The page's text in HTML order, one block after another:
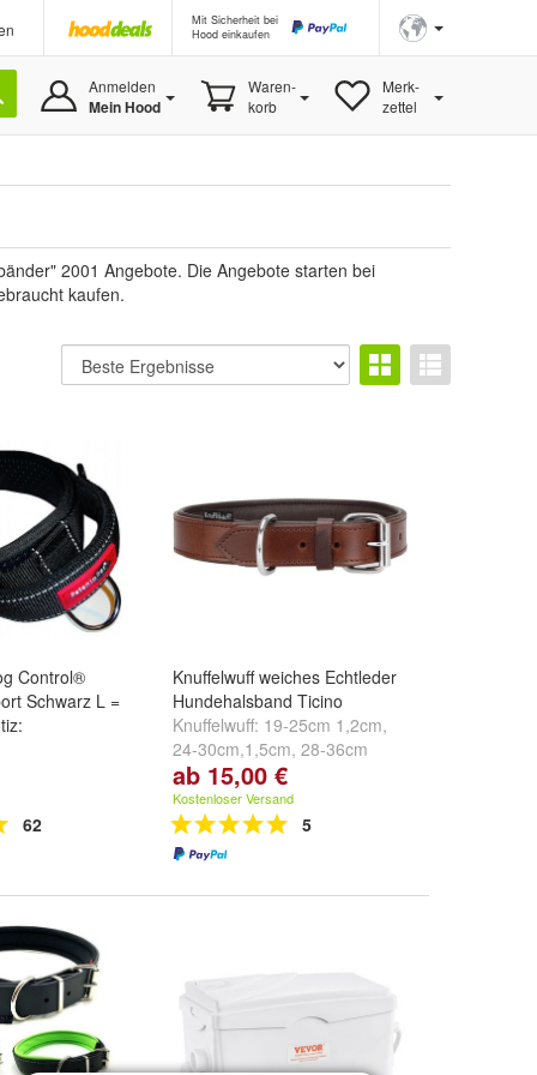
Mit Sicherheit bei
Hood einkaufen
Anmelden
Mein Hood
Waren-
korb
Merk-
zettel
2001 Angebote. Die Angebote starten bei
kaufen.
Control®
Schwarz L =
62
Knuffelwuff weiches Echtleder
Hundehalsband Ticino
Knuffelwuff: 19-25cm 1,2cm,
24-30cm,1,5cm, 28-36cm
2,0cm undweitere ...
ab 15,00 €
Kostenloser Versand
5